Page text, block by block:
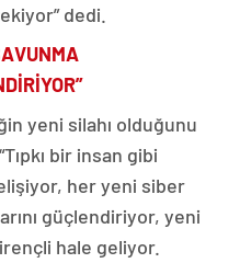
dedi.
yeni silahı olduğunu
bir insan gibi
her yeni siber
güçlendiriyor, yeni
hale geliyor.